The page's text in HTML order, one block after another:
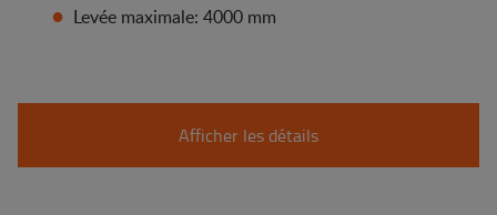
Levée maximale: 4000 mm
Afficher les détails